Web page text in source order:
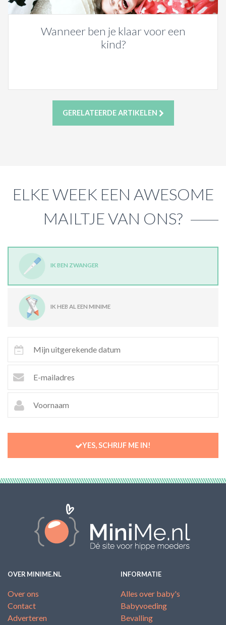
Wanneer ben je klaar voor een
kind?
GERELATEERDE ARTIKELEN
ELKE WEEK EEN AWESOME
MAILTJE VAN ONS?
IK BEN ZWANGER
IK HEB AL EEN MINIME
YES, SCHRIJF ME IN!
OVER MINIME.NL
Over ons
Contact
Adverteren
INFORMATIE
Alles over baby's
Babyvoeding
Bevalling